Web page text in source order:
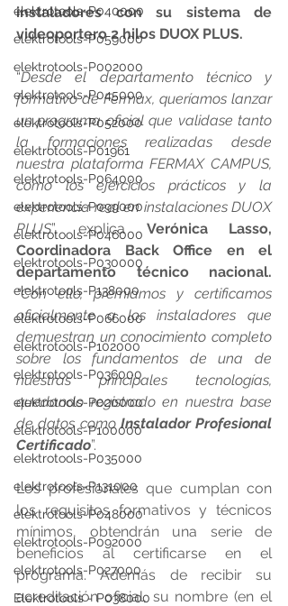
elektrotools-P040000
elektrotools-P059000
elektrotools-P002000
elektrotools-P045000
elektrotools-P052000
elektrotools-P01961
elektrotools-P064000
elektrotools-P099000
elektrotools-P046000
elektrotools-P030000
elektrotools-P138000
elektrotools-P066000
elektrotools-P102000
elektrotools-P036000
elektrotools-P020000
elektrotools-P100000
elektrotools-P035000
elektrotools-P131000
elektrotools-P048000
elektrotools-P092000
elektrotools-P027000
Elektrotools - P038000
instaladores con su sistema de
videoportero 2 hilos DUOX PLUS.
“Desde el departamento técnico y
formativo de Fermax, queríamos lanzar
un programa oficial que validase tanto
la formaciones realizadas desde
nuestra plataforma FERMAX CAMPUS,
como los ejercicios prácticos y la
experiencia real en instalaciones DUOX
PLUS”, explica Verónica Lasso,
Coordinadora Back Office en el
departamento técnico nacional.
“Con ello, premiamos y certificamos
oficialmente a los instaladores que
demuestran un conocimiento completo
sobre los fundamentos de una de
nuestras principales tecnologías,
quedando registrado en nuestra base
de datos como Instalador Profesional
Certificado”.
Los profesionales que cumplan con
los requisitos formativos y técnicos
mínimos, obtendrán una serie de
beneficios al certificarse en el
programa. Además de recibir su
acreditación oficial, su nombre (en el